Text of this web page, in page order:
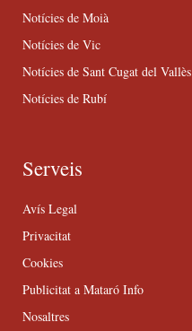
Notícies de Moià
Notícies de Vic
Notícies de Sant Cugat del Vallès
Notícies de Rubí
Serveis
Avís Legal
Privacitat
Cookies
Publicitat a Mataró Info
Nosaltres